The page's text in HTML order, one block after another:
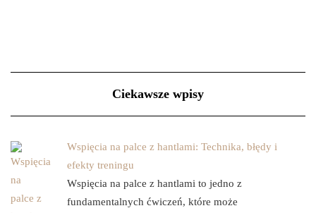
Ciekawsze wpisy
Wspięcia na palce z hantlami: Technika, błędy i
efekty treningu
Wspięcia na palce z hantlami to jedno z
fundamentalnych ćwiczeń, które może